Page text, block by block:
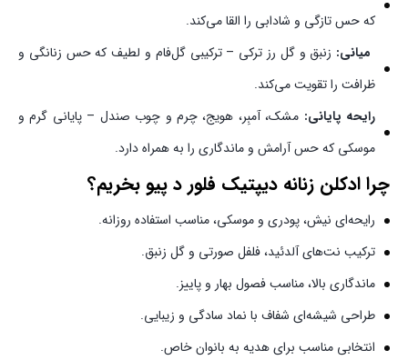
که حس تازگی و شادابی را القا می‌کند.
میانی: زنبق و گل رز ترکی – ترکیبی گل‌فام و لطیف که حس زنانگی و
ظرافت را تقویت می‌کند.
رایحه پایانی: مشک، آمبِر، هویج، چرم و چوب صندل – پایانی گرم و
موسکی که حس آرامش و ماندگاری را به همراه دارد.
چرا ادکلن زنانه دیپتیک فلور د پیو بخریم؟
رایحه‌ای نیش، پودری و موسکی، مناسب استفاده روزانه.
ترکیب نت‌های آلدئید، فلفل صورتی و گل زنبق.
ماندگاری بالا، مناسب فصول بهار و پاییز.
طراحی شیشه‌ای شفاف با نماد سادگی و زیبایی.
انتخابی مناسب برای هدیه به بانوان خاص.